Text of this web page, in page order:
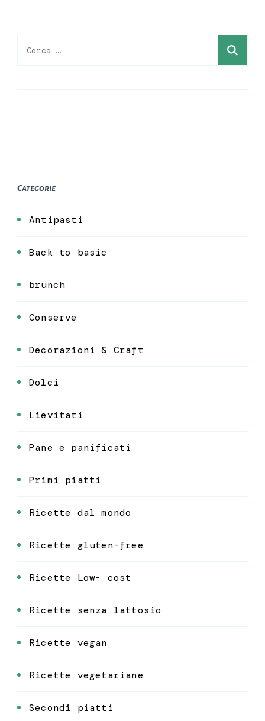
Ricerca
Categorie
Antipasti
Back to basic
brunch
Conserve
Decorazioni & Craft
Dolci
Lievitati
Pane e panificati
Primi piatti
Ricette dal mondo
Ricette gluten-free
Ricette Low- cost
Ricette senza lattosio
Ricette vegan
Ricette vegetariane
Secondi piatti